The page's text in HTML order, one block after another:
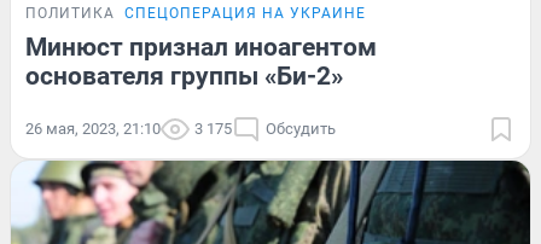
ПОЛИТИКА СПЕЦОПЕРАЦИЯ НА УКРАИНЕ
Минюст признал иноагентом
основателя группы «Би-2»
26 мая, 2023, 21:10 3 175 Обсудить